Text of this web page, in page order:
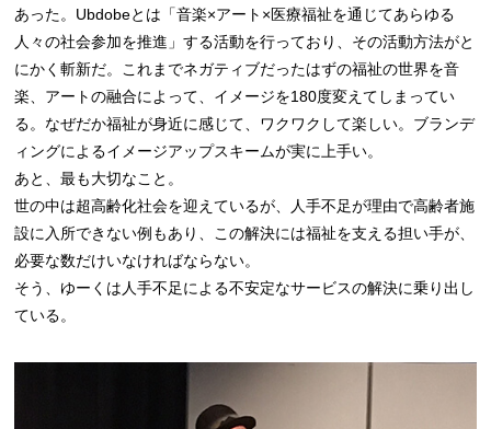
あった。Ubdobeとは「音楽×アート×医療福祉を通じてあらゆる
人々の社会参加を推進」する活動を行っており、その活動方法がと
にかく斬新だ。これまでネガティブだったはずの福祉の世界を音
楽、アートの融合によって、イメージを180度変えてしまってい
る。なぜだか福祉が身近に感じて、ワクワクして楽しい。ブランデ
ィングによるイメージアップスキームが実に上手い。
あと、最も大切なこと。
世の中は超高齢化社会を迎えているが、人手不足が理由で高齢者施
設に入所できない例もあり、この解決には福祉を支える担い手が、
必要な数だけいなければならない。
そう、ゆーくは人手不足による不安定なサービスの解決に乗り出し
ている。